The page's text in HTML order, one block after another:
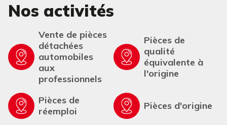
Nos activités
Vente de pièces
détachées
automobiles
aux
professionnels
Pièces de
qualité
équivalente à
l'origine
Pièces de
réemploi
Pièces d'origine